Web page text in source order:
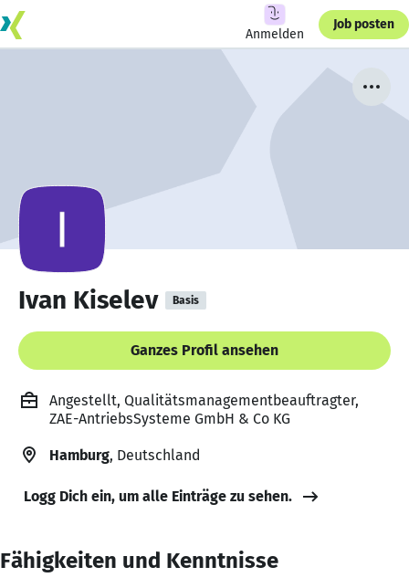
Anmelden
Job posten
Ivan Kiselev Basis
Ganzes Profil ansehen
Angestellt, Qualitätsmanagementbeauftragter,
ZAE-AntriebsSysteme GmbH & Co KG
Hamburg, Deutschland
Logg Dich ein, um alle Einträge zu sehen.
Fähigkeiten und Kenntnisse